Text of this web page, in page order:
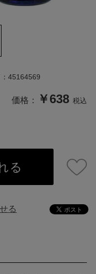
45164569
価格： ￥638 税込
る
る